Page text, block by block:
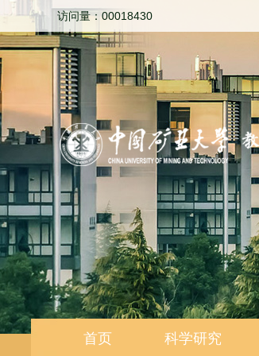
访问量： 00018430
首页 科学研究